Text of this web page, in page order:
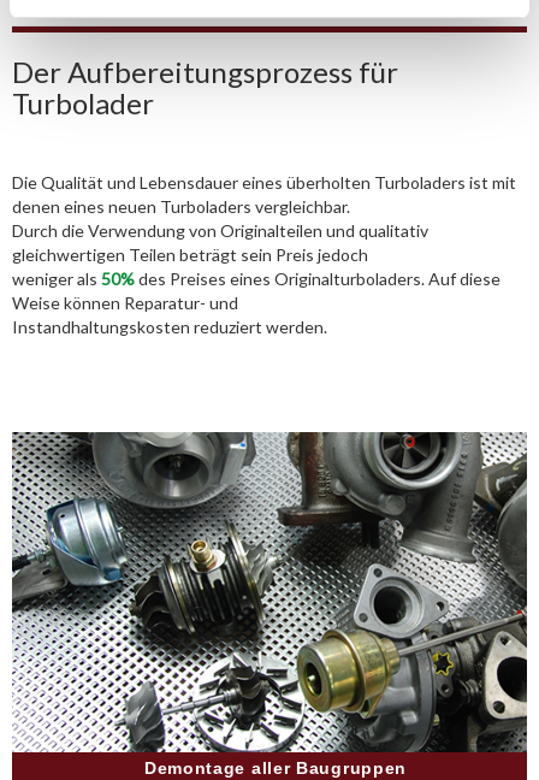
Der Aufbereitungsprozess für
Turbolader
Die Qualität und Lebensdauer eines überholten Turboladers ist mit
denen eines neuen Turboladers vergleichbar.
Durch die Verwendung von Originalteilen und qualitativ
gleichwertigen Teilen beträgt sein Preis jedoch
weniger als 50%des Preises eines Originalturboladers. Auf diese
Weise können Reparatur- und
Instandhaltungskosten reduziert werden.
Demontage aller Baugruppen